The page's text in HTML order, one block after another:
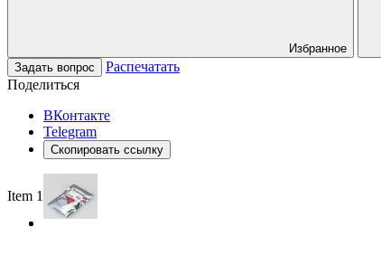
Избранное
Задать вопрос
Распечатать
Поделиться
ВКонтакте
Telegram
Скопировать ссылку
Item 1 of 2